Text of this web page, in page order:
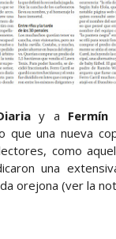
y a Fermín
que una nueva
como
una
orejona (ver la